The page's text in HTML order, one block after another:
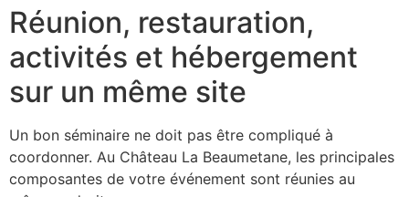
Réunion, restauration,
activités et hébergement
sur un même site
Un bon séminaire ne doit pas être compliqué à
coordonner. Au Château La Beaumetane, les principales
composantes de votre événement sont réunies au